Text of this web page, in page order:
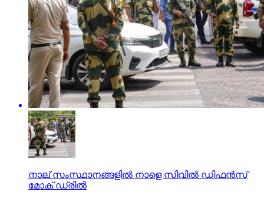
നാല് സംസ്ഥാനങ്ങളില്‍ നാളെ സിവില്‍ ഡിഫന്‍സ്
മോക് ഡ്രില്‍